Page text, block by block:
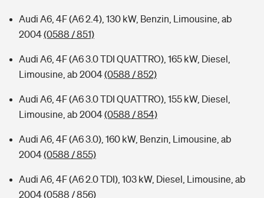
Audi A6, 4F (A6 2.4), 130 kW, Benzin, Limousine, ab
2004(0588 / 851)
Audi A6, 4F (A6 3.0 TDI QUATTRO), 165 kW, Diesel,
Limousine, ab 2004(0588 / 852)
Audi A6, 4F (A6 3.0 TDI QUATTRO), 155 kW, Diesel,
Limousine, ab 2004(0588 / 854)
Audi A6, 4F (A6 3.0), 160 kW, Benzin, Limousine, ab
2004(0588 / 855)
Audi A6, 4F (A6 2.0 TDI), 103 kW, Diesel, Limousine, ab
2004(0588 / 856)